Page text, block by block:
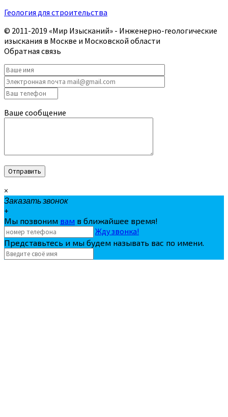
Геология для строительства
© 2011-2019 «Мир Изысканий» - Инженерно-геологические
изыскания в Москве и Московской области
Обратная связь
Ваше сообщение
×
Заказать звонок
+
Мы позвоним вам в ближайшее время!
Жду звонка!
Представьтесь и мы будем называть вас по имени.